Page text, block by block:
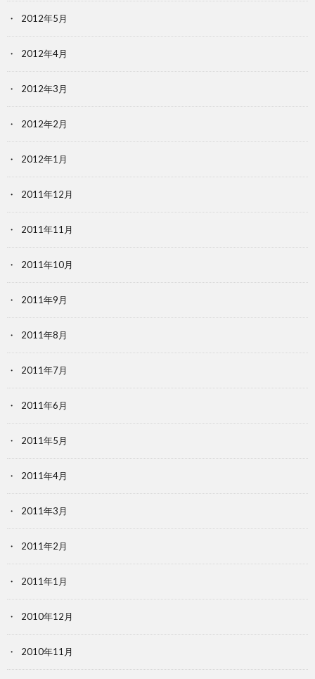
2012年5月
2012年4月
2012年3月
2012年2月
2012年1月
2011年12月
2011年11月
2011年10月
2011年9月
2011年8月
2011年7月
2011年6月
2011年5月
2011年4月
2011年3月
2011年2月
2011年1月
2010年12月
2010年11月